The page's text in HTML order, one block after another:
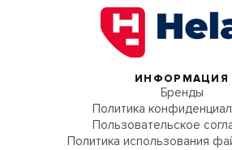
ИНФОРМАЦИЯ
Бренды
Политика
Пользовательское
Политика использования